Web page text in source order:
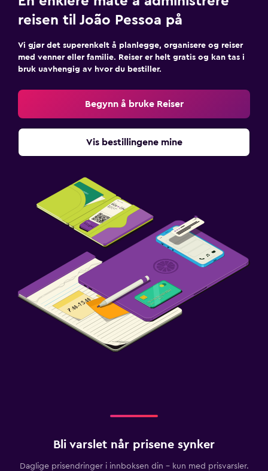
reisen til João Pessoa på
Vi gjør det superenkelt å planlegge, organisere og reiser
med venner eller familie. Reiser er helt gratis og kan tas i
bruk uavhengig av hvor du bestiller.
Begynn å bruke Reiser
Vis bestillingene mine
Bli varslet når prisene synker
Daglige prisendringer i innboksen din – kun med prisvarsler.